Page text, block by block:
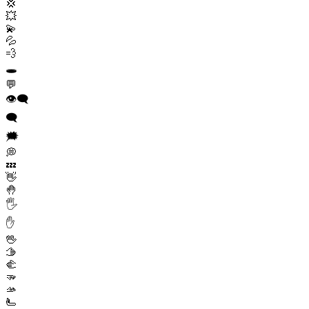
💢
💥
💫
💦
💨
🕳️
💬
👁️‍🗨️
🗨️
🗯️
💭
💤
👋
🤚
🖐️
✋
🖖
🫱
🫲
🫳
🫴
🫷